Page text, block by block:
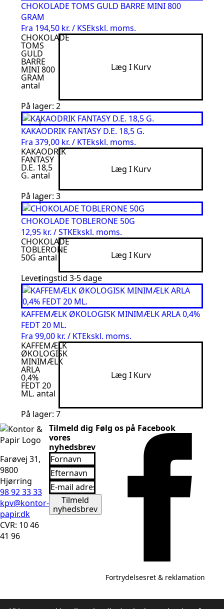
CHOKOLADE TOMS GULD BARRE MINI 800
GRAM
Fra 194,50 kr. / KSEkskl. moms.
CHOKOLADE
TOMS
GULD
BARRE
MINI 800
GRAM
antal
Læg I Kurv
På lager: 2
KAKAODRIK FANTASY D.E. 18,5 G.
Fra 379,00 kr. / KTEkskl. moms.
KAKAODRIK
FANTASY
D.E. 18,5
G. antal
Læg I Kurv
På lager: 3
CHOKOLADE TOBLERONE 50G
12,95 kr. / STKEkskl. moms.
CHOKOLADE
TOBLERONE
50G antal Læg I Kurv
Leveringstid 3-5 dage
KAFFEMÆLK ØKOLOGISK MINIMÆLK ARLA 0,4%
FEDT 20 ML.
Fra 99,00 kr. / KTEkskl. moms.
KAFFEMÆLK
ØKOLOGISK
MINIMÆLK
ARLA
0,4%
FEDT 20
ML. antal
Læg I Kurv
På lager: 7
Farøvej 31,
9800
Hjørring
98 92 33 33
kpv@kontor-
papir.dk
CVR: 10 46
41 96
Tilmeld dig
vores
nyhedsbrev
Fornavn
*
Efternavn
*
Email
*
Tilmeld
nyhedsbrev
Følg os på Facebook
Fortrydelsesret & reklamation